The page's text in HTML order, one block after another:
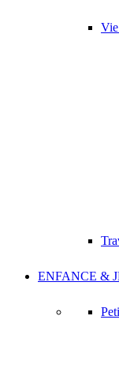
ENFANCE &
0 Parc de Noue
0 Parc de Noue
PARIENTE DAVID
0 Parc de Noue
01 43
PHARMACIE DU
0 Parc de Noue
0 Parc de Noue